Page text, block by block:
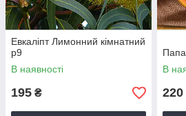
Евкаліпт Лимонний кімнатний
р9
В наявності
195 ₴
В
220